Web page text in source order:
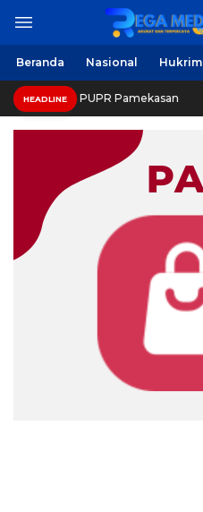
Beranda Nasional Hukrim
HEADLINE
PUPR Pamekasan